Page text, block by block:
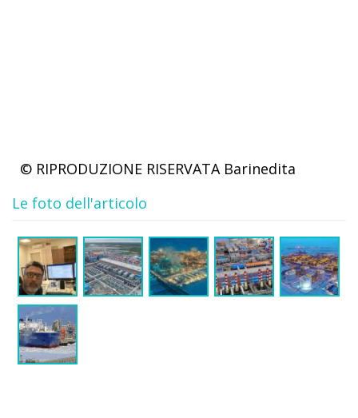
© RIPRODUZIONE RISERVATA Barinedita
Le foto dell'articolo